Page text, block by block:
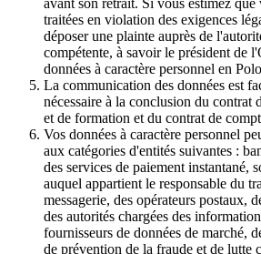
avant son retrait. Si vous estimez que
traitées en violation des exigences
déposer une plainte auprès de
compétente, à savoir le président de
données à caractère personnel en
La communication des données est
nécessaire à la conclusion du contrat
et de formation et du contrat de
Vos données à caractère personnel
aux catégories d'entités suivantes :
des services de paiement instantané,
auquel appartient le responsable du
messagerie, des opérateurs postaux,
des autorités chargées des
fournisseurs de données de marché,
de prévention de la fraude et de lutte